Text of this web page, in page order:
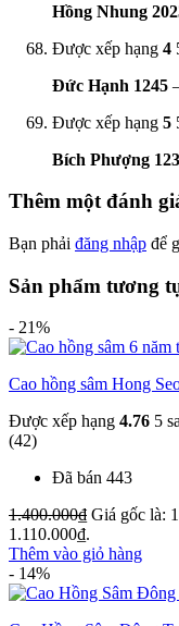
Hồng Nhung
Được xếp hạng 4
Đức Hạnh 1245
Được xếp hạng 5
Bích Phượng
Thêm một đánh
Bạn phải đăng nhập để
Sản phẩm tương
- 21%
Cao hồng sâm Hong
Được xếp hạng 4.76 5
(42)
Đã bán 443
1.400.000₫ Giá gốc là:
1.110.000₫.
Thêm vào giỏ hàng
- 14%